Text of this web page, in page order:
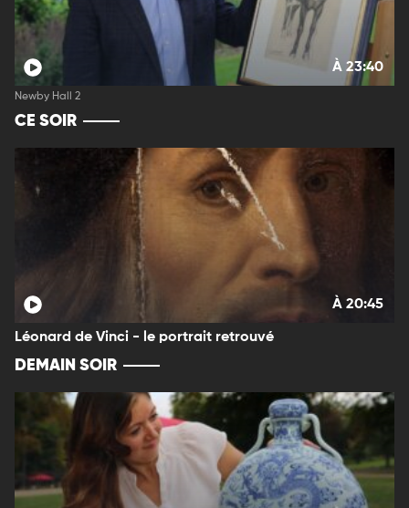
À 23:40
Newby Hall 2
CE SOIR
À 20:45
Léonard de Vinci - le portrait retrouvé
DEMAIN SOIR